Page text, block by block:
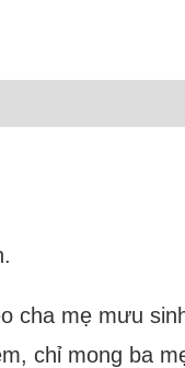
cha mẹ mưu
chỉ mong ba